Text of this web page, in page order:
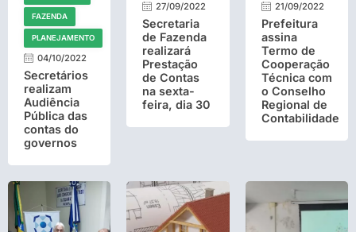
FAZENDA
PLANEJAMENTO
04/10/2022
Secretários
realizam
Audiência
Pública das
contas do
governos
27/09/2022
Secretaria
de Fazenda
realizará
Prestação
de Contas
na sexta-
feira, dia 30
21/09/2022
Prefeitura
assina
Termo de
Cooperação
Técnica com
o Conselho
Regional de
Contabilidade